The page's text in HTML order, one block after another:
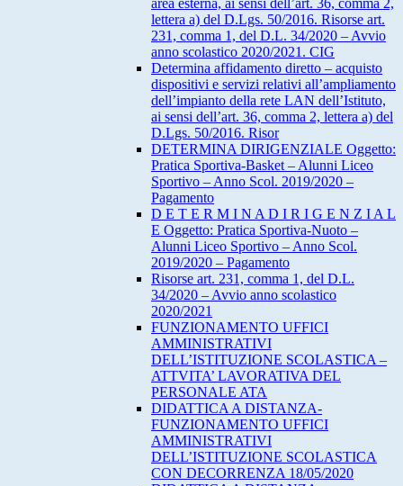
area esterna, ai sensi dell’art. 36, comma 2,
lettera a) del D.Lgs. 50/2016. Risorse art.
231, comma 1, del D.L. 34/2020 – Avvio
anno scolastico 2020/2021. CIG
Determina affidamento diretto – acquisto
dispositivi e servizi relativi all’ampliamento
dell’impianto della rete LAN dell’Istituto,
ai sensi dell’art. 36, comma 2, lettera a) del
D.Lgs. 50/2016. Risor
DETERMINA DIRIGENZIALE Oggetto:
Pratica Sportiva-Basket – Alunni Liceo
Sportivo – Anno Scol. 2019/2020 –
Pagamento
D E T E R M I N A D I R I G E N Z I A L
E Oggetto: Pratica Sportiva-Nuoto –
Alunni Liceo Sportivo – Anno Scol.
2019/2020 – Pagamento
Risorse art. 231, comma 1, del D.L.
34/2020 – Avvio anno scolastico
2020/2021
FUNZIONAMENTO UFFICI
AMMINISTRATIVI
DELL’ISTITUZIONE SCOLASTICA –
ATTVITA’ LAVORATIVA DEL
PERSONALE ATA
DIDATTICA A DISTANZA-
FUNZIONAMENTO UFFICI
AMMINISTRATIVI
DELL’ISTITUZIONE SCOLASTICA
CON DECORRENZA 18/05/2020